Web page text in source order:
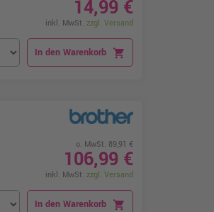
14,99 €
inkl. MwSt. zzgl. Versand
In den Warenkorb shopping_cart
o. MwSt. 89,91 €
106,99 €
inkl. MwSt. zzgl. Versand
In den Warenkorb shopping_cart